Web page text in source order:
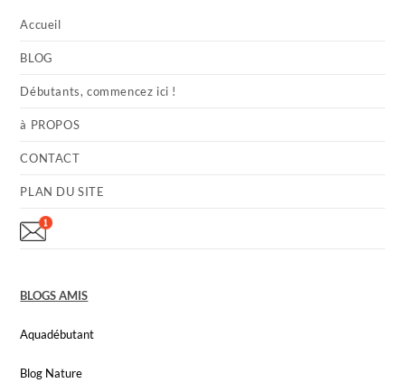
Accueil
BLOG
Débutants, commencez ici !
à PROPOS
CONTACT
PLAN DU SITE
BLOGS AMIS
Aquadébutant
Blog Nature